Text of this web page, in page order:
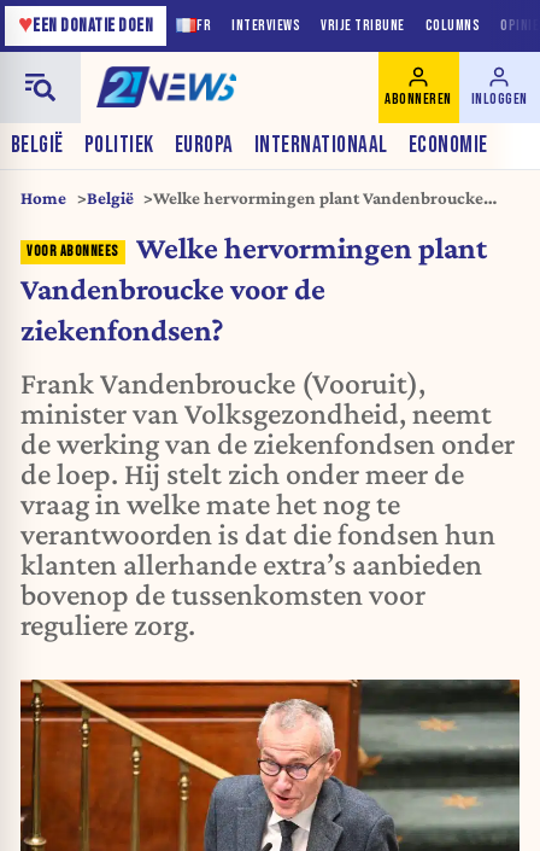
FR INTERVIEWS VRIJE TRIBUNE COLUMNS
♥EEN DONATIE DOEN
BELGIË POLITIEK EUROPA INTERNATIONAAL ECONOMIE
ABONNEREN INLOGGEN
Home België
Welke hervormingen plant Vandenbroucke
Welke hervormingen plant
Vandenbroucke voor de
ziekenfondsen?
Frank Vandenbroucke (Vooruit),
minister van Volksgezondheid, neemt
de werking van de ziekenfondsen onder
de loep. Hij stelt zich onder meer de
vraag in welke mate het nog te
verantwoorden is dat die fondsen hun
klanten allerhande extra’s aanbieden
bovenop de tussenkomsten voor
reguliere zorg.